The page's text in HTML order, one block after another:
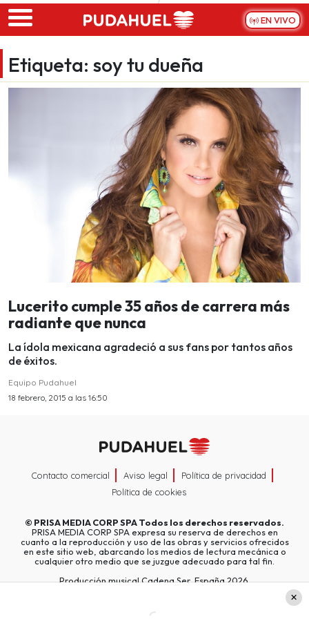
Skip to main content
EN VIVO
Etiqueta: soy tu dueña
Lucerito cumple 35 años de carrera más
radiante que nunca
La ídola mexicana agradeció a sus fans por tantos años
de éxitos.
Equipo Pudahuel
18 febrero, 2015 a las 16:50
Contacto comercial Aviso legal
Política de privacidad
Política de cookies
© PRISA MEDIA CORP SPATodos los derechos reservados.
PRISA MEDIA CORP SPA expresa su reserva de derechos en
cuanto a la reproducción y uso de las obras y servicios ofrecidos
en este sitio web, abarcando los medios de lectura mecánica o
cualquier otro medio que se juzgue adecuado para tal fin.
Producción musical Cadena Ser, España 2026.